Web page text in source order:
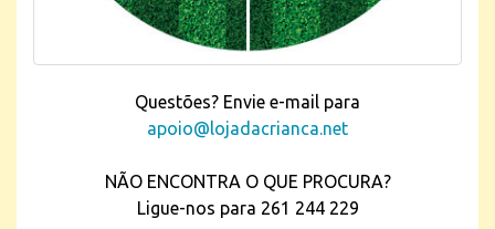
Questões? Envie e-mail para
apoio@lojadacrianca.net
NÃO ENCONTRA O QUE PROCURA?
Ligue-nos para 261 244 229